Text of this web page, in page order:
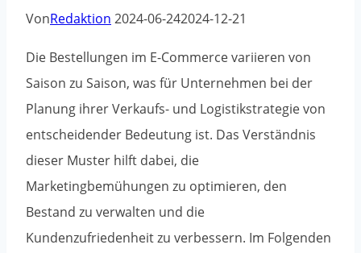
VonRedaktion 2024-06-242024-12-21
Die Bestellungen im E-Commerce variieren von
Saison zu Saison, was für Unternehmen bei der
Planung ihrer Verkaufs- und Logistikstrategie von
entscheidender Bedeutung ist. Das Verständnis
dieser Muster hilft dabei, die
Marketingbemühungen zu optimieren, den
Bestand zu verwalten und die
Kundenzufriedenheit zu verbessern. Im Folgenden